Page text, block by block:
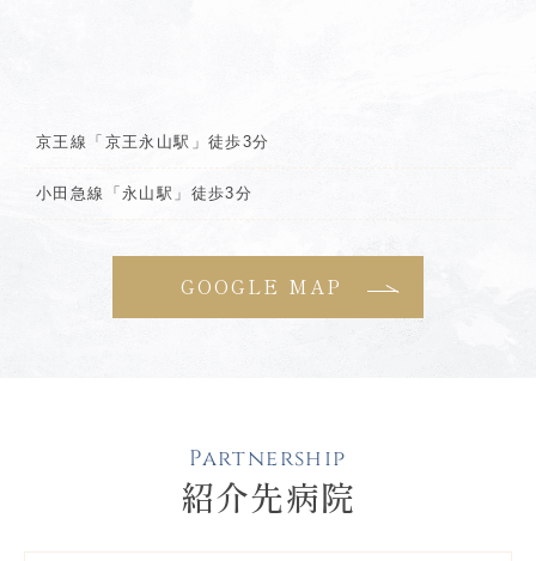
京王線「京王永山駅」徒歩3分
小田急線「永山駅」徒歩3分
GOOGLE MAP
Partnership
紹介先病院